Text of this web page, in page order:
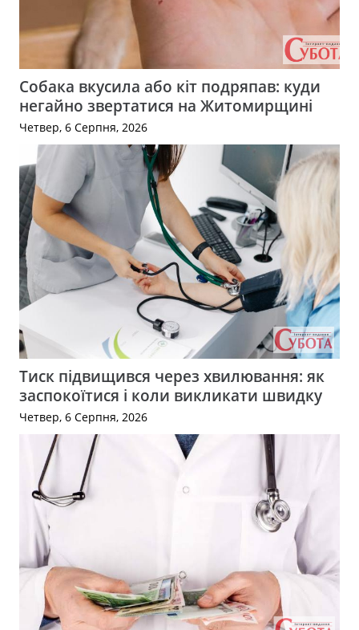
Собака вкусила або кіт подряпав: куди
негайно звертатися на Житомирщині
Четвер, 6 Серпня, 2026
Тиск підвищився через хвилювання: як
заспокоїтися і коли викликати швидку
Четвер, 6 Серпня, 2026